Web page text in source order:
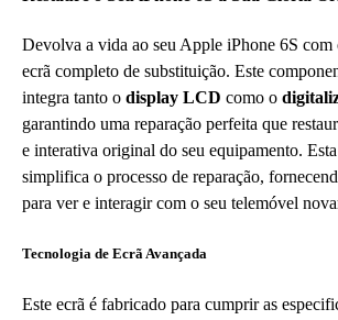
Devolva a vida ao seu Apple iPhone 6S com
ecrã completo de substituição. Este
integra tanto o display LCD como o
garantindo uma reparação perfeita que
e interativa original do seu equipamento.
simplifica o processo de reparação,
para ver e interagir com o seu telemóvel
Tecnologia de Ecrã Avançada
Este ecrã é fabricado para cumprir as